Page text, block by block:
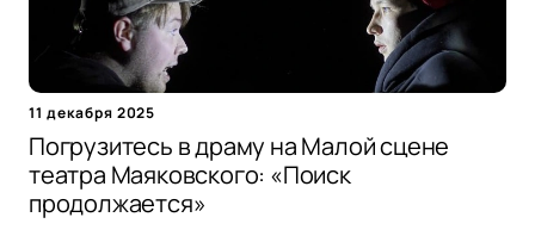
11 декабря 2025
Погрузитесь в драму на Малой сцене
театра Маяковского: «Поиск
продолжается»